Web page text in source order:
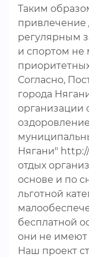
Таким
привлечение
регулярным
и спортом не
Согласно,
города
организации
Нягани"
отдых
основе и по
льготной
бесплатной
они не имеют
Наш проект